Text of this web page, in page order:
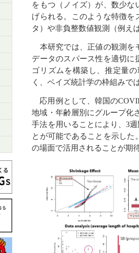
をもつ（ノイズ）が、数少
げられる。このような特徴を
タ）や非負整数値観測（例え
本研究では、正値の観測を
データのスパース性を適切に
ゴリズムを構築し、推定量
く、ベイズ統計学の枠組みで
応用例として、韓国の
地域・年齢層別にグループ化
手法を用いることにより、3
とが可能であることを示し
の場面で活用されることが期